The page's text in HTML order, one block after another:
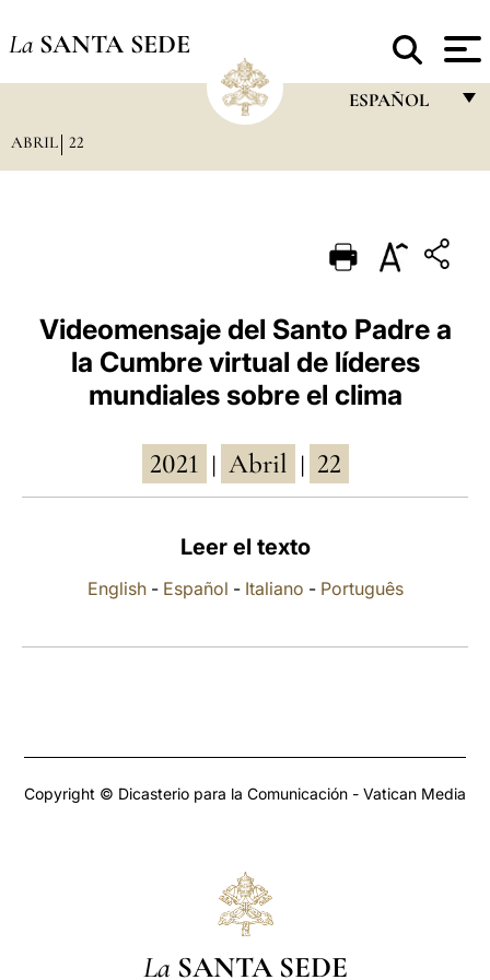
La SANTA SEDE
ESPAÑOL
PORTUGUÊS
ESPAÑOL
DEUTSCH
POLSKI
العربيّة
中文
ABRIL 22
Videomensaje del Santo Padre a
la Cumbre virtual de líderes
mundiales sobre el clima
2021 Abril 22
Leer el texto
English- Español - Italiano - Português
Copyright © Dicasterio para la Comunicación - Vatican Media
La SANTA SEDE